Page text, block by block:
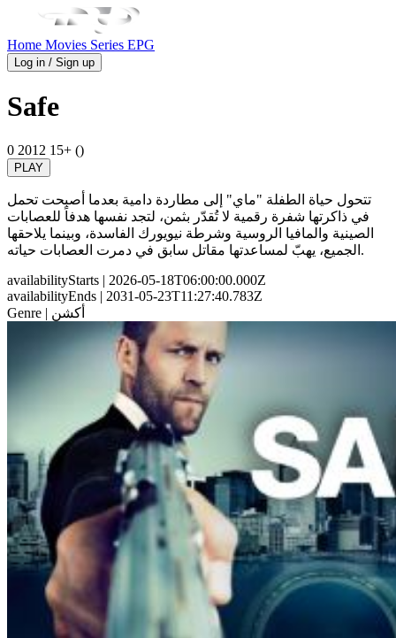
Home Movies Series EPG
Log in / Sign up
Safe
0 2012 15+ ()
PLAY
تتحول حياة الطفلة "ماي" إلى مطاردة دامية بعدما أصبحت تحمل
في ذاكرتها شفرة رقمية لا تُقدّر بثمن، لتجد نفسها هدفاً للعصابات
الصينية والمافيا الروسية وشرطة نيويورك الفاسدة، وبينما يلاحقها
الجميع، يهبّ لمساعدتها مقاتل سابق في دمرت العصابات حياته.
availabilityStarts | 2026-05-18T06:00:00.000Z
availabilityEnds | 2031-05-23T11:27:40.783Z
Genre
| أكشن